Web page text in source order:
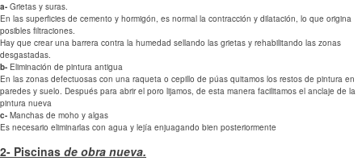
a- Grietas y suras.
En las superficies de cemento y hormigón, es normal la contracción y dilatación, lo que origina
posibles filtraciones.
Hay que crear una barrera contra la humedad sellando las grietas y rehabilitando las zonas
desgastadas.
b- Eliminación de pintura antigua
En las zonas defectuosas con una raqueta o cepillo de púas quitamos los restos de pintura en
paredes y suelo. Después para abrir el poro lijamos, de esta manera facilitamos el anclaje de la
pintura nueva
c- Manchas de moho y algas
Es necesario eliminarlas con agua y lejía enjuagando bien posteriormente
2- Piscinas de obra nueva.